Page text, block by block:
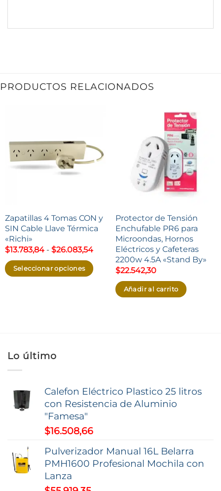
PRODUCTOS RELACIONADOS
Zapatillas 4 Tomas CON y
SIN Cable Llave Térmica
«Richi»
$13.783,84 - $26.083,54Rango
precios:
desde
$13.783,84
$26.083,54
Seleccionar opciones
opciones
se
elegir
en
producto
Protector de Tensión
Enchufable PR6 para
Microondas, Hornos
Eléctricos y Cafeteras
2200w 4.5A «Stand By»
$22.542,30
Añadir al carrito
Lo último
Calefon Eléctrico Plastico 25 litros
con Resistencia de Aluminio
"Famesa"
$16.508,66
Pulverizador Manual 16L Belarra
PMH1600 Profesional Mochila con
Lanza